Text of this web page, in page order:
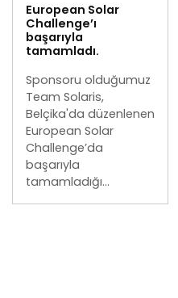
European Solar
Challenge’ı
başarıyla
tamamladı.
Sponsoru olduğumuz
Team Solaris,
Belçika'da düzenlenen
European Solar
Challenge’da
başarıyla
tamamladığı...